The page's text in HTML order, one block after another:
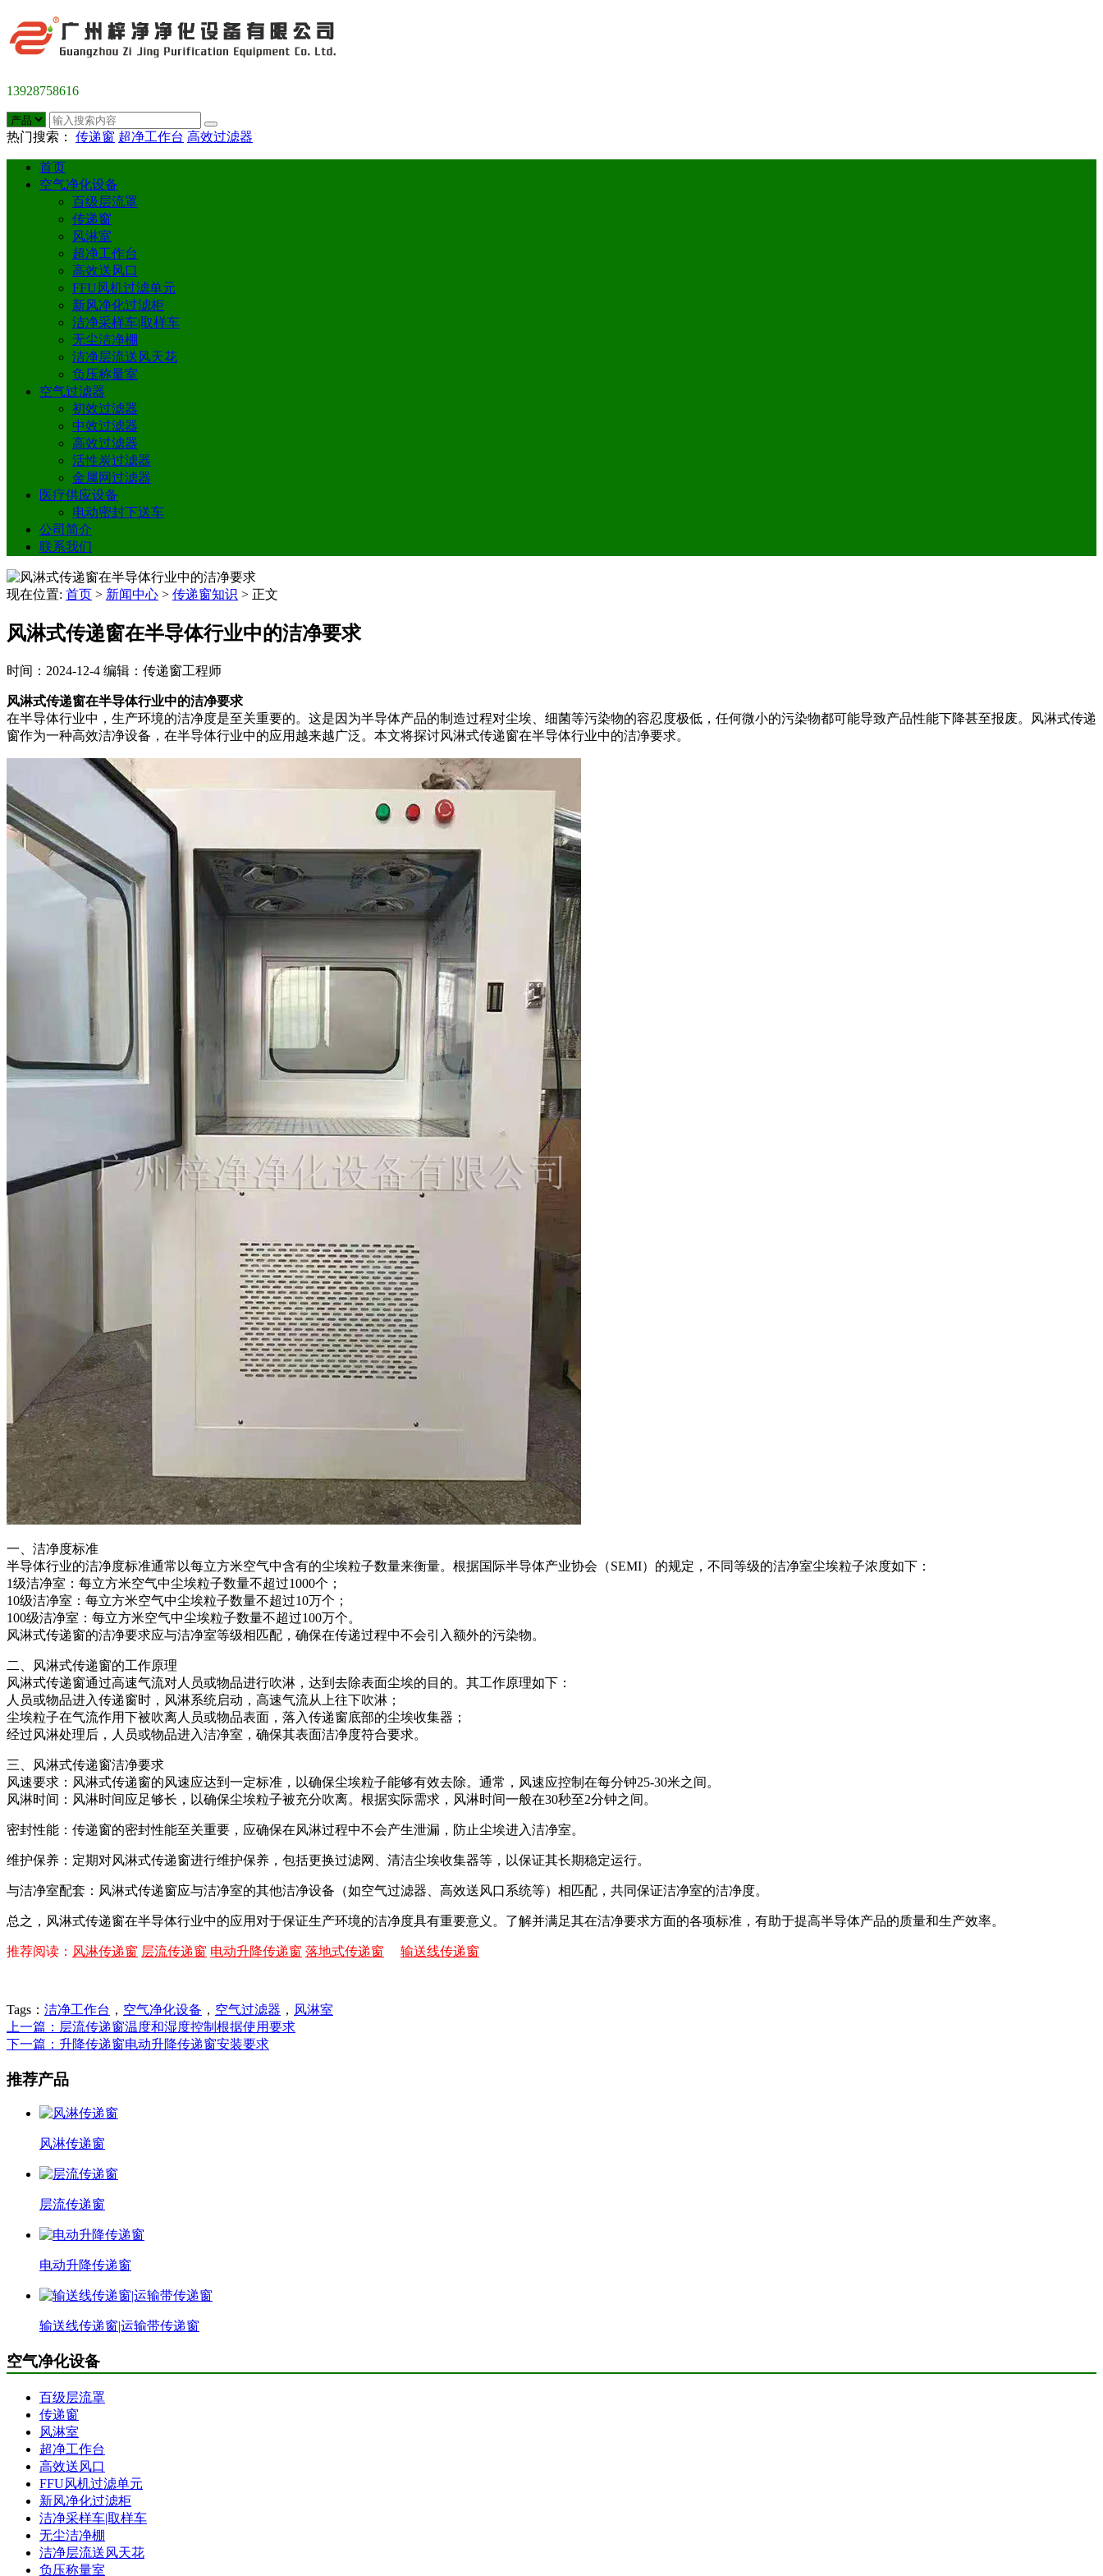
13928758616
热门搜索： 传递窗 超净工作台 高效过滤器
首页
空气净化设备
百级层流罩
传递窗
风淋室
超净工作台
高效送风口
FFU风机过滤单元
新风净化过滤柜
洁净采样车|取样车
无尘洁净棚
洁净层流送风天花
负压称量室
空气过滤器
初效过滤器
中效过滤器
高效过滤器
活性炭过滤器
金属网过滤器
医疗供应设备
电动密封下送车
公司简介
联系我们
现在位置: 首页 > 新闻中心 > 传递窗知识 > 正文
风淋式传递窗在半导体行业中的洁净要求
时间：2024-12-4 编辑：传递窗工程师
风淋式传递窗在半导体行业中的洁净要求
在半导体行业中，生产环境的洁净度是至关重要的。这是因为半导体产品的制造过程对尘埃、细菌等污染物的容忍度极低，任何微小的污染物都可能导致产品性能下降甚至报废。风淋式传递
窗作为一种高效洁净设备，在半导体行业中的应用越来越广泛。本文将探讨风淋式传递窗在半导体行业中的洁净要求。
一、洁净度标准
半导体行业的洁净度标准通常以每立方米空气中含有的尘埃粒子数量来衡量。根据国际半导体产业协会（SEMI）的规定，不同等级的洁净室尘埃粒子浓度如下：
1级洁净室：每立方米空气中尘埃粒子数量不超过1000个；
10级洁净室：每立方米空气中尘埃粒子数量不超过10万个；
100级洁净室：每立方米空气中尘埃粒子数量不超过100万个。
风淋式传递窗的洁净要求应与洁净室等级相匹配，确保在传递过程中不会引入额外的污染物。
二、风淋式传递窗的工作原理
风淋式传递窗通过高速气流对人员或物品进行吹淋，达到去除表面尘埃的目的。其工作原理如下：
人员或物品进入传递窗时，风淋系统启动，高速气流从上往下吹淋；
尘埃粒子在气流作用下被吹离人员或物品表面，落入传递窗底部的尘埃收集器；
经过风淋处理后，人员或物品进入洁净室，确保其表面洁净度符合要求。
三、风淋式传递窗洁净要求
风速要求：风淋式传递窗的风速应达到一定标准，以确保尘埃粒子能够有效去除。通常，风速应控制在每分钟25-30米之间。
风淋时间：风淋时间应足够长，以确保尘埃粒子被充分吹离。根据实际需求，风淋时间一般在30秒至2分钟之间。
密封性能：传递窗的密封性能至关重要，应确保在风淋过程中不会产生泄漏，防止尘埃进入洁净室。
维护保养：定期对风淋式传递窗进行维护保养，包括更换过滤网、清洁尘埃收集器等，以保证其长期稳定运行。
与洁净室配套：风淋式传递窗应与洁净室的其他洁净设备（如空气过滤器、高效送风口系统等）相匹配，共同保证洁净室的洁净度。
总之，风淋式传递窗在半导体行业中的应用对于保证生产环境的洁净度具有重要意义。了解并满足其在洁净要求方面的各项标准，有助于提高半导体产品的质量和生产效率。
推荐阅读： 风淋传递窗 层流传递窗 电动升降传递窗 落地式传递窗 输送线传递窗
Tags： 洁净工作台 ， 空气净化设备 ， 空气过滤器 ， 风淋室
上一篇：层流传递窗温度和湿度控制根据使用要求
下一篇：升降传递窗电动升降传递窗安装要求
推荐产品
风淋传递窗
层流传递窗
电动升降传递窗
输送线传递窗|运输带传递窗
空气净化设备
百级层流罩
传递窗
风淋室
超净工作台
高效送风口
FFU风机过滤单元
新风净化过滤柜
洁净采样车|取样车
无尘洁净棚
洁净层流送风天花
负压称量室